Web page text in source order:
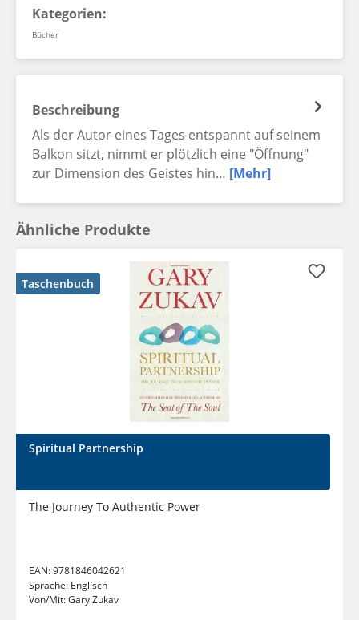
Kategorien:
Bücher
Beschreibung
Als der Autor eines Tages entspannt auf seinem
Balkon sitzt, nimmt er plötzlich eine "Öffnung"
zur Dimension des Geistes hin… [Mehr]
Ähnliche Produkte
Taschenbuch
Spiritual Partnership
The Journey To Authentic Power
EAN:9781846042621
Sprache: Englisch
Von/Mit:Gary Zukav